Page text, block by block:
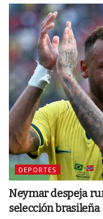
DEPORTES
Neymar despeja
selección brasileña